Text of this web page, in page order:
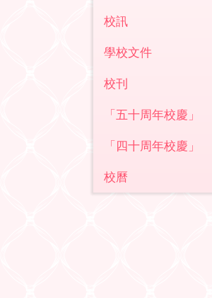
校訊
學校文件
校刊
「五十周年校慶」
「四十周年校慶」
校曆